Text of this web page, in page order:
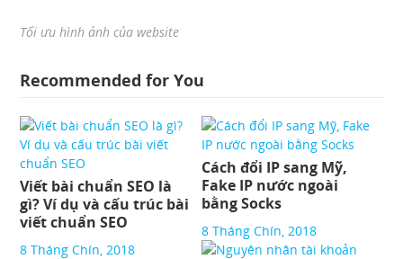
Tối ưu hình ảnh của website
Recommended for You
Viết bài chuẩn SEO là
gì? Ví dụ và cấu trúc bài
viết chuẩn SEO
8 Tháng Chín, 2018
Cách đổi IP sang Mỹ,
Fake IP nước ngoài
bằng Socks
8 Tháng Chín, 2018